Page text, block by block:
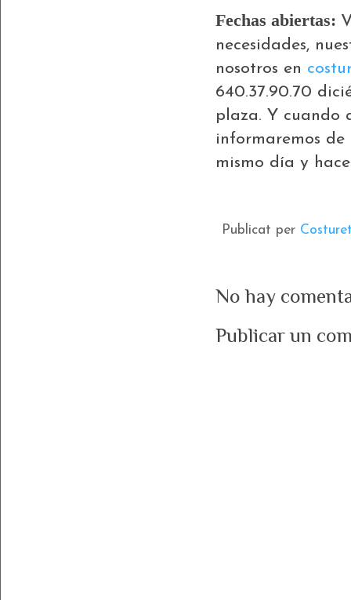
Fechas abiertas:
necesidades,
nosotros en
640.37.90.70
plaza. Y cuando
informaremos
mismo día y
Publicat per
No hay
Publicar un